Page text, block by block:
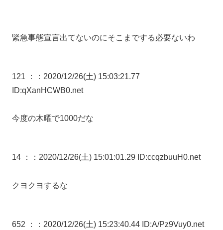
緊急事態宣言出てないのにそこまでする必要ないわ
121 ：
：2020/12/26(土) 15:03:21.77
ID:qXanHCWB0.net
今度の木曜で1000だな
14 ： ：2020/12/26(土) 15:01:01.29 ID:ccqzbuuH0.net
クヨクヨするな
652 ： ：2020/12/26(土) 15:23:40.44 ID:A/Pz9Vuy0.net